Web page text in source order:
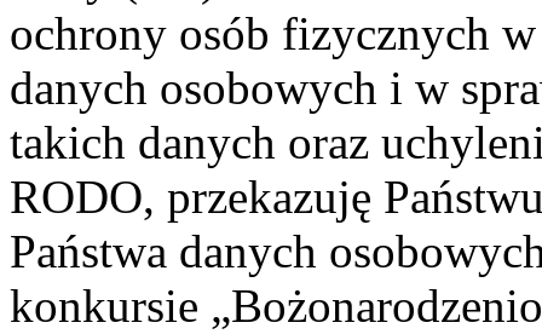
ochrony osób fizycznych
danych osobowych i w
takich danych oraz
RODO, przekazuję
Państwa danych
konkursie